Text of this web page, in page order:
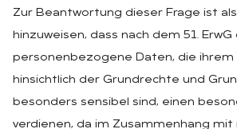
Zur Beantwortung dieser Frage ist
hinzuweisen, dass nach dem 51. ErwG
personenbezogene Daten, die ihrem
hinsichtlich der Grundrechte und
besonders sensibel sind, einen
verdienen, da im Zusammenhang mit